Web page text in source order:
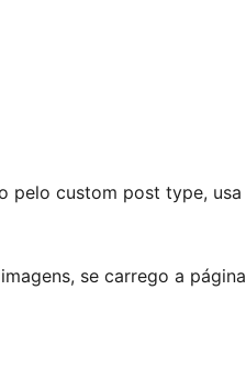
pelo custom post type, usa
se carrego a página